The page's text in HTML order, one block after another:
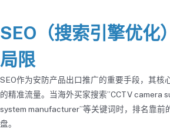
SEO（搜索引擎优化
局限
SEO作为安防产品出口推广的重要手段，其核
的精准流量。当海外买家搜索”CCTV camera
system manufacturer”等关键词时，排名靠前
盘。